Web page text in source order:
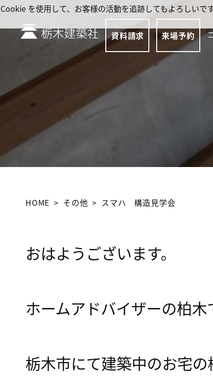
資料請求 来場予約
HOME その他 スマハ 構造見学会
おはようございます。
ホームアドバイザーの柏木
栃木市にて建築中のお宅の
Cookie を使用して、お客様の活動を追跡してもよろしい